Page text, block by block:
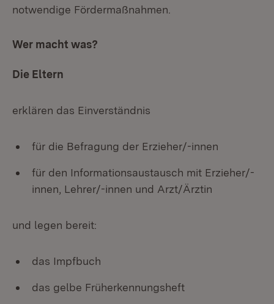
notwendige Fördermaßnahmen.
Wer macht was?
Die Eltern
erklären das Einverständnis
für die Befragung der Erzieher/-innen
für den Informationsaustausch mit Erzieher/-
innen, Lehrer/-innen und Arzt/Ärztin
und legen bereit:
das Impfbuch
das gelbe Früherkennungsheft